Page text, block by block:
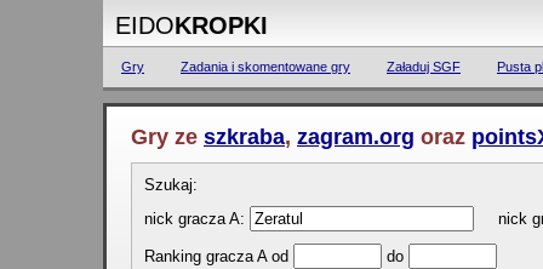
EIDOKROPKI
Gry Zadania i skomentowane gry Załaduj SGF Pusta
Gry ze szkraba, zagram.org oraz
Szukaj:
nick gracza A:
nick
Ranking gracza A od do